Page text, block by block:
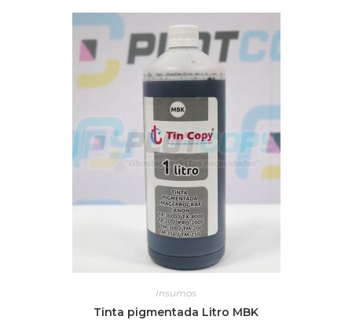
Insumos
Tinta pigmentada Litro MBK